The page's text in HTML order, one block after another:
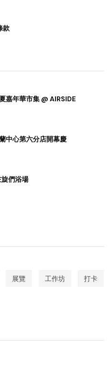
款
嘉年華市集 @ AIRSIDE
中心第六分店開幕慶
們浴場
展覽 工作坊 打卡